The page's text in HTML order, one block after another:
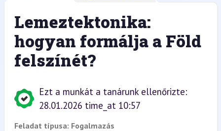
Lemeztektonika:
hogyan formálja a Föld
felszínét?
Ezt a munkát a tanárunk ellenőrizte:
28.01.2026 time_at 10:57
Feladat típusa: Fogalmazás